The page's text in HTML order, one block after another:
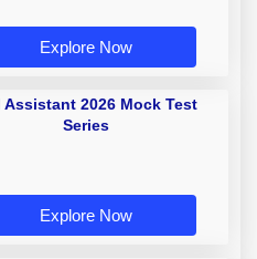
Explore Now
Assistant 2026 Mock Test
Series
Explore Now